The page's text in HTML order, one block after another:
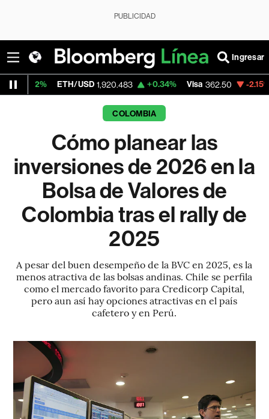
PUBLICIDAD
Ingresar
ETH/USD 1,920.483 +0.34% Visa 362.50 -2.15%
COLOMBIA
Cómo planear las
inversiones de 2026 en la
Bolsa de Valores de
Colombia tras el rally de
2025
A pesar del buen desempeño de la BVC en 2025, es la
menos atractiva de las bolsas andinas. Chile se perfila
como el mercado favorito para Credicorp Capital,
pero aun así hay opciones atractivas en el país
cafetero y en Perú.